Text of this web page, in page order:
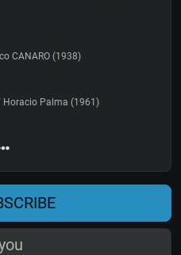
CANARO (1938)
Horacio Palma (1961)